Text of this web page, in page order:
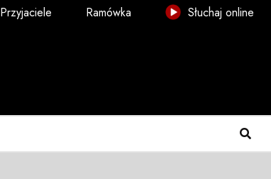
Przyjaciele Ramówka Słuchaj online